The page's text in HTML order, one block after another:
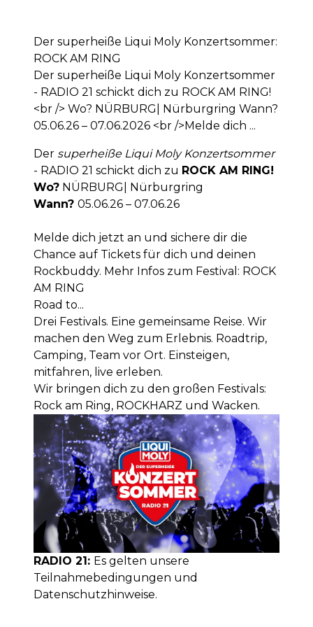
Der superheiße Liqui Moly Konzertsommer:
ROCK AM RING
Der superheiße Liqui Moly Konzertsommer
- RADIO 21 schickt dich zu ROCK AM RING!
<br /> Wo? NÜRBURG| Nürburgring Wann?
05.06.26 – 07.06.2026 <br />Melde dich ...
Der superheiße Liqui Moly Konzertsommer
- RADIO 21 schickt dich zu ROCK AM RING!
Wo? NÜRBURG| Nürburgring
Wann? 05.06.26 – 07.06.26
Melde dich jetzt an und sichere dir die
Chance auf Tickets für dich und deinen
Rockbuddy. Mehr Infos zum Festival: ROCK
AM RING
Road to...
Drei Festivals. Eine gemeinsame Reise. Wir
machen den Weg zum Erlebnis. Roadtrip,
Camping, Team vor Ort. Einsteigen,
mitfahren, live erleben.
Wir bringen dich zu den großen Festivals:
Rock am Ring, ROCKHARZ und Wacken.
RADIO 21: Es gelten unsere
Teilnahmebedingungen und
Datenschutzhinweise.